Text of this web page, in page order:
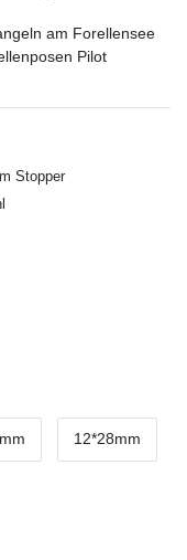
am Forellensee
Pilot
Stopper
12*28mm